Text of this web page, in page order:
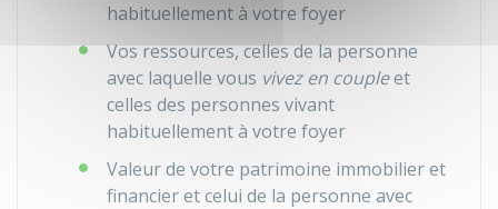
habituellement à votre foyer
Vos ressources, celles de la personne
avec laquelle vous vivez en coupleet
celles des personnes vivant
habituellement à votre foyer
Valeur de votre patrimoine immobilier et
financier et celui de la personne avec